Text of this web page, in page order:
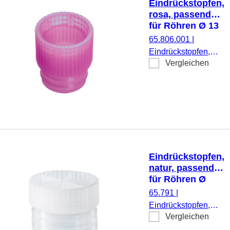
Eindrückstopfen,
rosa, passend
für Röhren Ø 13
mm
65.806.001
Eindrückstopfen,
rosa, passend für
Vergleichen
Eindrückstopfen,
natur, passend
für Röhren Ø
24,8 mm
65.791
Eindrückstopfen,
natur, passend für
Vergleichen